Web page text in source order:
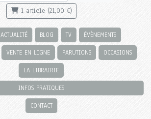
1 article (21,00 €)
ACTUALITÉ BLOG TV ÉVÈNEMENTS
VENTE EN LIGNE PARUTIONS OCCASIONS
LA LIBRAIRIE
INFOS PRATIQUES
CONTACT